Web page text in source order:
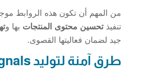
من المهم أن تكون هذه الروابط
تنفيذ تحسين محتوى المنتجات بها و
جيد لضمان فعاليتها القصوى.
طرق آمنة لتوليد Social Signals مؤثرة